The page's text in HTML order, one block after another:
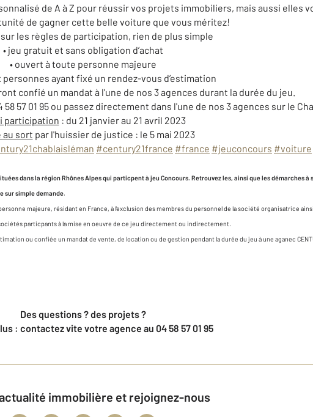
de A à Z pour réussir vos projets immobiliers, mais aussi elles
de gagner cette belle voiture que vous méritez!
les règles de participation, rien de plus simple
• jeu gratuit et sans obligation d’achat
• ouvert à toute personne majeure
personnes ayant fixé un rendez-vous d’estimation
confié un mandat à l'une de nos 3 agences durant la durée du jeu.
57 01 95 ou passez directement dans l'une de nos 3 agences sur le
participation : du 21 janvier au 21 avril 2023
au sort par l'huissier de justice : le 5 mai 2023
#century21france #france #jeuconcours #voiture
dans la région Rhônes Alpes qui particpent à jeu Concours. Retrouvez les, ainsi que les démarches à
sur simple demande.
majeure, résidant en France, à l'exclusion des membres du personnel de la société organisatrice
particpants à la mise en oeuvre de ce jeu directement ou indirectement.
ou confiée un mandat de vente, de location ou de gestion pendant la durée du jeu à une aganec
Des questions ? des projets ?
: contactez vite votre agence au 04 58 57 01 95
immobilière et rejoignez-nous